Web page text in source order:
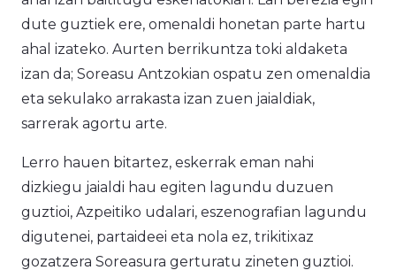
dute guztiek ere, omenaldi honetan parte hartu
ahal izateko. Aurten berrikuntza toki aldaketa
izan da; Soreasu Antzokian ospatu zen omenaldia
eta sekulako arrakasta izan zuen jaialdiak,
sarrerak agortu arte.
Lerro hauen bitartez, eskerrak eman nahi
dizkiegu jaialdi hau egiten lagundu duzuen
guztioi, Azpeitiko udalari, eszenografian lagundu
digutenei, partaideei eta nola ez, trikitixaz
gozatzera Soreasura gerturatu zineten guztioi.